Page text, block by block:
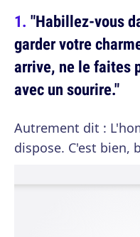
"Habillez-vous
garder votre
arrive, ne le faites
avec un sourire."
Autrement dit :
dispose. C'est bien,